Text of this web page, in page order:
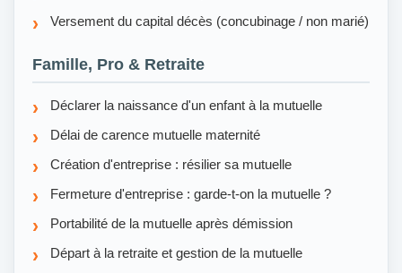
Versement du capital décès (concubinage / non marié)
Famille, Pro & Retraite
Déclarer la naissance d'un enfant à la mutuelle
Délai de carence mutuelle maternité
Création d'entreprise : résilier sa mutuelle
Fermeture d'entreprise : garde-t-on la mutuelle ?
Portabilité de la mutuelle après démission
Départ à la retraite et gestion de la mutuelle